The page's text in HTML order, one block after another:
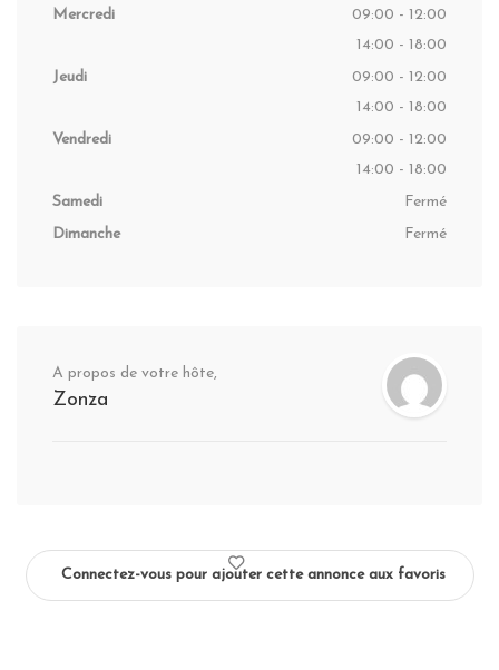
Mercredi
09:00 - 12:00
14:00 - 18:00
Jeudi
09:00 - 12:00
14:00 - 18:00
Vendredi
09:00 - 12:00
14:00 - 18:00
Samedi
Fermé
Dimanche
Fermé
A propos de votre hôte,
Zonza
Connectez-vous pour ajouter cette annonce aux favoris